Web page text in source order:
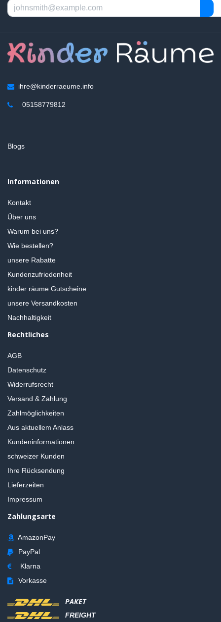
ihre@kinderraeume.info
05158779812
Blogs
Informationen
Kontakt
Über uns
Warum bei uns?
Wie bestellen?
unsere Rabatte
Kundenzufriedenheit
kinder räume Gutscheine
unsere Versandkosten
Nachhaltigkeit
Rechtliches
AGB
Datenschutz
Widerrufsrecht
Versand & Zahlung
Zahlmöglichkeiten
Aus aktuellem Anlass
Kundeninformationen
schweizer Kunden
Ihre Rücksendung
Lieferzeiten
Impressum
Zahlungsarte
AmazonPay
PayPal
Klarna
Vorkasse
PAKET
FREIGHT